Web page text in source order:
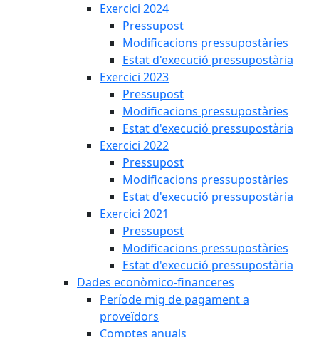
Exercici 2024
Pressupost
Modificacions pressupostàries
Estat d'execució pressupostària
Exercici 2023
Pressupost
Modificacions pressupostàries
Estat d'execució pressupostària
Exercici 2022
Pressupost
Modificacions pressupostàries
Estat d'execució pressupostària
Exercici 2021
Pressupost
Modificacions pressupostàries
Estat d'execució pressupostària
Dades econòmico-financeres
Període mig de pagament a
proveïdors
Comptes anuals